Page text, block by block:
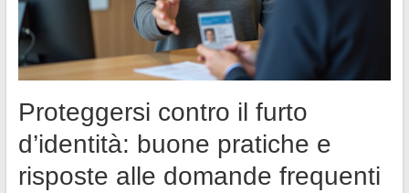
Proteggersi contro il furto
d’identità: buone pratiche e
risposte alle domande frequenti